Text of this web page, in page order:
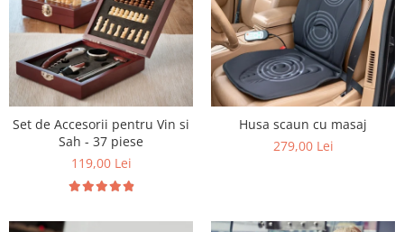
Set de Accesorii pentru Vin si
Sah - 37 piese
119,00 Lei
Husa scaun cu masaj
279,00 Lei